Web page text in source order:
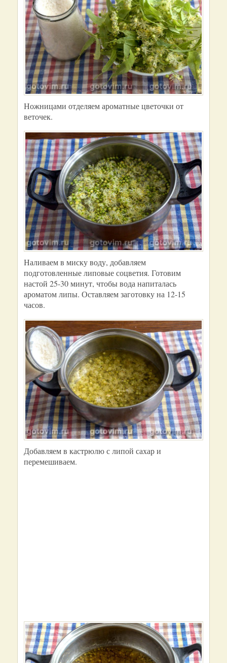
Ножницами отделяем ароматные цветочки от
веточек.
Наливаем в миску воду, добавляем
подготовленные липовые соцветия. Готовим
настой 25-30 минут, чтобы вода напиталась
ароматом липы. Оставляем заготовку на 12-15
часов.
Добавляем в кастрюлю с липой сахар и
перемешиваем.